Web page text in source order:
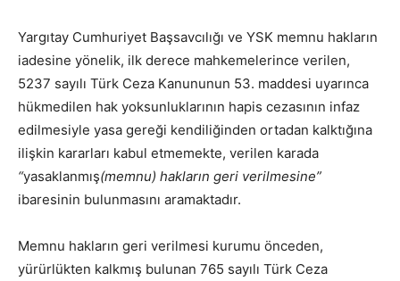
Yargıtay Cumhuriyet Başsavcılığı ve YSK memnu hakların
iadesine yönelik, ilk derece mahkemelerince verilen,
5237 sayılı Türk Ceza Kanununun 53. maddesi uyarınca
hükmedilen hak yoksunluklarının hapis cezasının infaz
edilmesiyle yasa gereği kendiliğinden ortadan kalktığına
ilişkin kararları kabul etmemekte, verilen karada
“yasaklanmış(memnu) hakların geri verilmesine”
ibaresinin bulunmasını aramaktadır.
Memnu hakların geri verilmesi kurumu önceden,
yürürlükten kalkmış bulunan 765 sayılı Türk Ceza